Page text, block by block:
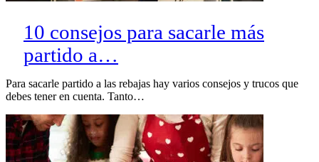
10 consejos para sacarle más
partido a…
Para sacarle partido a las rebajas hay varios consejos y trucos que
debes tener en cuenta. Tanto…